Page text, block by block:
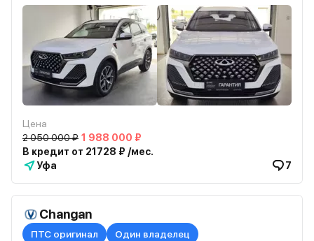
Цена
2 050 000 ₽ 1 988 000 ₽
В кредит от 21728 ₽ /мес.
Уфа
7
Changan
ПТС оригинал Один владелец